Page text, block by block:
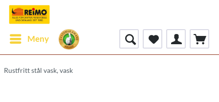
Meny
Rustfritt stål vask, vask